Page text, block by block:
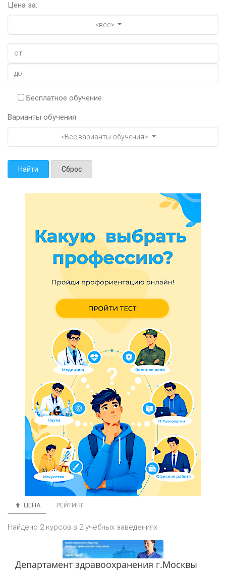
Цена за:
<все>
Бесплатное обучение
Варианты обучения
<Все варианты обучения>
Найти Сброс
ЦЕНА РЕЙТИНГ
Найдено 2 курсов в 2 учебных заведениях
Департамент здравоохранения г.Москвы